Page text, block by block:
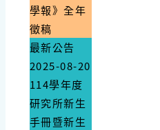
學報》全年
徵稿
最新公告
2025-08-20
114學年度
研究所新生
手冊暨新生